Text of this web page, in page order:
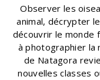
Observer les
animal, décrypter
découvrir le monde
à photographier la
de Natagora
nouvelles classes